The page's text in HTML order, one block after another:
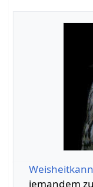
Weisheitkann
jemandem